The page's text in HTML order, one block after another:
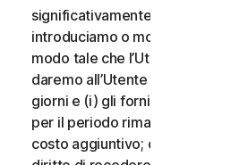
significativamente dannosa per
introduciamo o modifichiamo i
modo tale che l’Utente non
daremo all’Utente un
giorni e (i) gli forniremo
per il periodo rimanente del
costo aggiuntivo; oppure (ii)